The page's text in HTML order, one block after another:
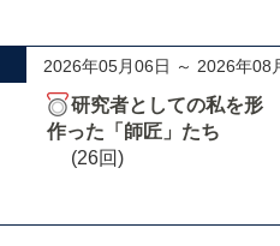
2026年05月06日 ～ 2026年08
研究者としての私を形
作った「師匠」たち
(26回)